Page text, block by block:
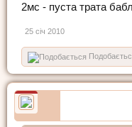
2мс - пуста трата
25 січ 2010